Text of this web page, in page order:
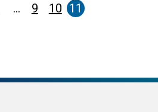
…
Pagina
9
Pagina
10 11